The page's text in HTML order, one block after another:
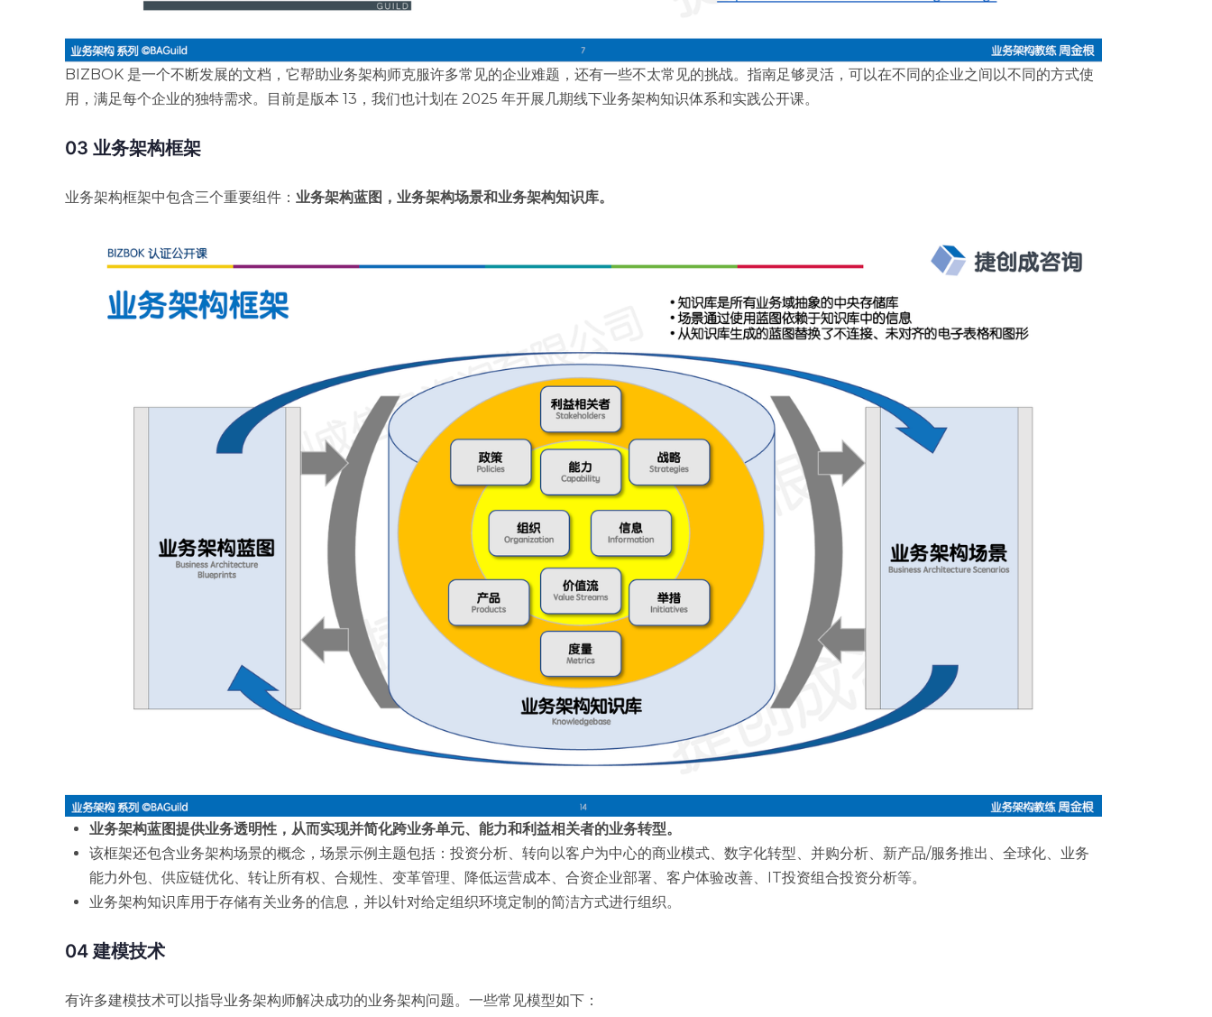
BIZBOK 是一个不断发展的文档，它帮助业务架构师克服许多常见的企业难题，还有一些不太常见的挑战。指南足够灵活，可以在不同的企业之间以不同的方式使
用，满足每个企业的独特需求。目前是版本 13，我们也计划在 2025 年开展几期线下业务架构知识体系和实践公开课。
03 业务架构框架
业务架构框架中包含三个重要组件： 业务架构蓝图，业务架构场景和业务架构知识库。
业务架构蓝图提供业务透明性，从而实现并简化跨业务单元、能力和利益相关者的业务转型。
该框架还包含业务架构场景的概念，场景示例主题包括：投资分析、转向以客户为中心的商业模式、数字化转型、并购分析、新产品/服务推出、全球化、业务
能力外包、供应链优化、转让所有权、合规性、变革管理、降低运营成本、合资企业部署、客户体验改善、IT投资组合投资分析等。
业务架构知识库用于存储有关业务的信息，并以针对给定组织环境定制的简洁方式进行组织。
04 建模技术
有许多建模技术可以指导业务架构师解决成功的业务架构问题。一些常见模型如下：